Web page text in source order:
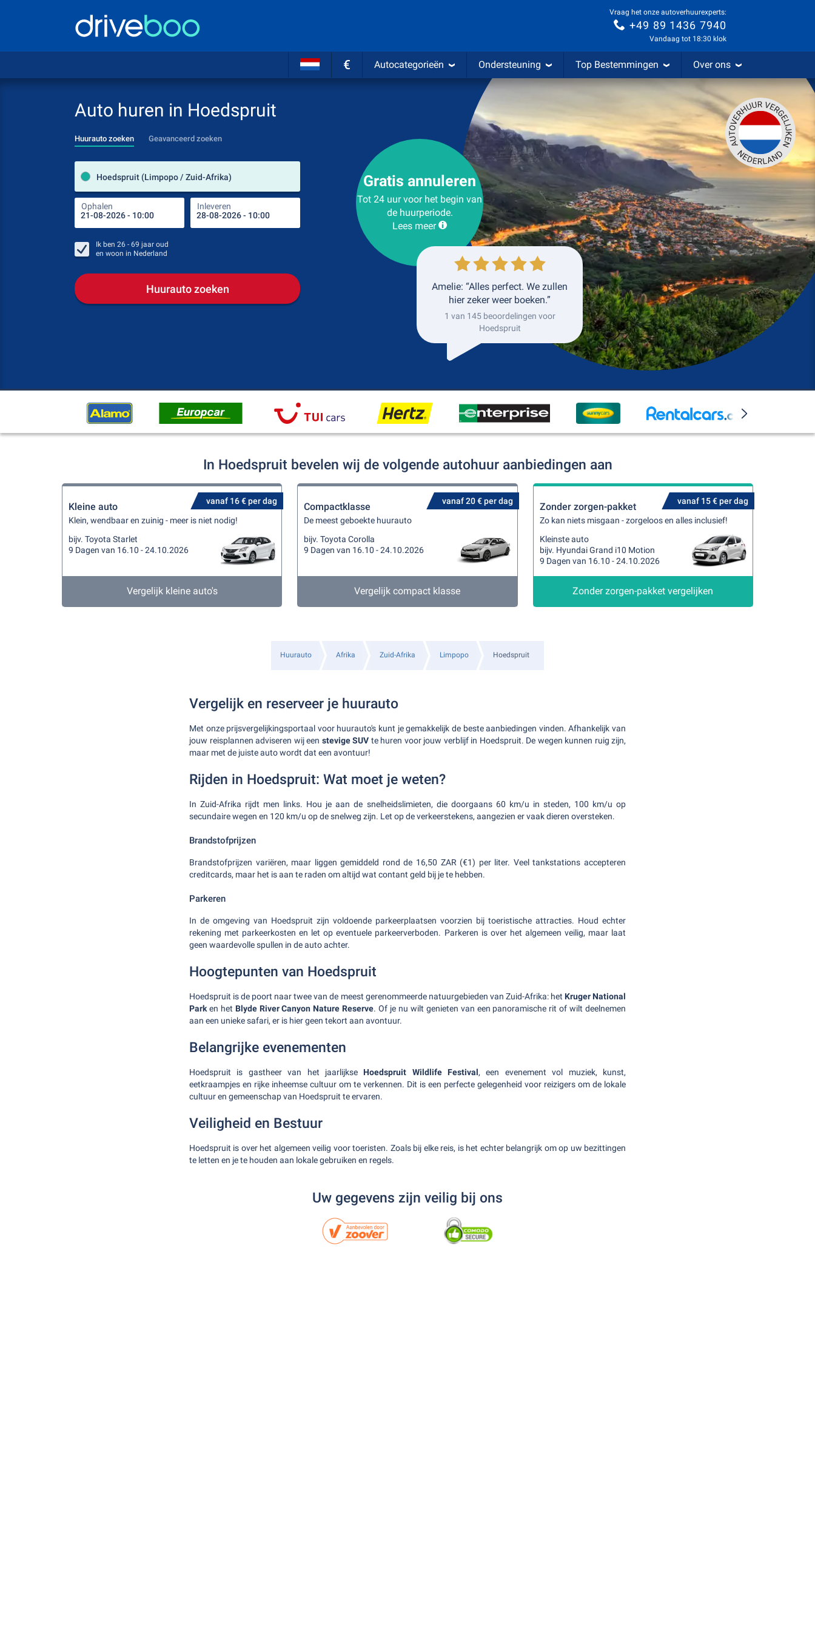
Vraag het onze autoverhuurexperts:
+49 89 1436 7940
Vandaag tot 18:30 klok
€ Autocategorieën Ondersteuning Top Bestemmingen Over ons
Auto huren in Hoedspruit
Huurauto zoeken Geavanceerd zoeken
Hoedspruit (Limpopo / Zuid-Afrika)
Ophalen Inleveren Plaats voor teruggave
Ik ben 26 - 69 jaar oud
en woon in Nederland
Huurauto zoeken
Gratis annuleren
Tot 24 uur voor het begin van
de huurperiode.
Lees meer
Amelie: “Alles perfect. We zullen
hier zeker weer boeken.”
1 van 145 beoordelingen voor
Hoedspruit
In Hoedspruit bevelen wij de volgende autohuur aanbiedingen aan
vanaf 16 € per dag
Kleine auto
Klein, wendbaar en zuinig - meer is niet nodig!
bijv. Toyota Starlet
9 Dagen van 16.10 - 24.10.2026
Vergelijk kleine auto's
vanaf 20 € per dag
Compactklasse
De meest geboekte huurauto
bijv. Toyota Corolla
9 Dagen van 16.10 - 24.10.2026
Vergelijk compact klasse
vanaf 15 € per dag
Zonder zorgen-pakket
Zo kan niets misgaan - zorgeloos en alles inclusief!
Kleinste auto
bijv. Hyundai Grand i10 Motion
9 Dagen van 16.10 - 24.10.2026
Zonder zorgen-pakket vergelijken
Huurauto Afrika Zuid-Afrika Limpopo Hoedspruit
Vergelijk en reserveer je huurauto
Met onze prijsvergelijkingsportaal voor huurauto's kunt je gemakkelijk de beste aanbiedingen vinden. Afhankelijk van
jouw reisplannen adviseren wij een stevige SUV te huren voor jouw verblijf in Hoedspruit. De wegen kunnen ruig zijn,
maar met de juiste auto wordt dat een avontuur!
Rijden in Hoedspruit: Wat moet je weten?
In Zuid-Afrika rijdt men links. Hou je aan de snelheidslimieten, die doorgaans 60 km/u in steden, 100 km/u op
secundaire wegen en 120 km/u op de snelweg zijn. Let op de verkeerstekens, aangezien er vaak dieren oversteken.
Brandstofprijzen
Brandstofprijzen variëren, maar liggen gemiddeld rond de 16,50 ZAR (€1) per liter. Veel tankstations accepteren
creditcards, maar het is aan te raden om altijd wat contant geld bij je te hebben.
Parkeren
In de omgeving van Hoedspruit zijn voldoende parkeerplaatsen voorzien bij toeristische attracties. Houd echter
rekening met parkeerkosten en let op eventuele parkeerverboden. Parkeren is over het algemeen veilig, maar laat
geen waardevolle spullen in de auto achter.
Hoogtepunten van Hoedspruit
Hoedspruit is de poort naar twee van de meest gerenommeerde natuurgebieden van Zuid-Afrika: het Kruger National
Park en het Blyde River Canyon Nature Reserve. Of je nu wilt genieten van een panoramische rit of wilt deelnemen
aan een unieke safari, er is hier geen tekort aan avontuur.
Belangrijke evenementen
Hoedspruit is gastheer van het jaarlijkseHoedspruit Wildlife Festival, een evenement vol muziek, kunst,
eetkraampjes en rijke inheemse cultuur om te verkennen. Dit is een perfecte gelegenheid voor reizigers om de lokale
cultuur en gemeenschap van Hoedspruit te ervaren.
Veiligheid en Bestuur
Hoedspruit is over het algemeen veilig voor toeristen. Zoals bij elke reis, is het echter belangrijk om op uw bezittingen
te letten en je te houden aan lokale gebruiken en regels.
Uw gegevens zijn veilig bij ons